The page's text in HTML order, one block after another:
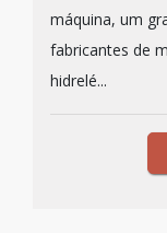
máquina, um
fabricantes de
hidrelé...